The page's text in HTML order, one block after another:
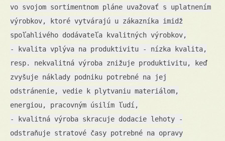
vo svojom sortimentnom pláne uvažovať s uplatnením
výrobkov, ktoré vytvárajú u zákazníka imidž
spoľahlivého dodávateľa kvalitných výrobkov,
- kvalita vplýva na produktivitu - nízka kvalita,
resp. nekvalitná výroba znižuje produktivitu, keď
zvyšuje náklady podniku potrebné na jej
odstránenie, vedie k plytvaniu materiálom,
energiou, pracovným úsilím ľudí,
- kvalitná výroba skracuje dodacie lehoty -
odstraňuje stratové časy potrebné na opravy